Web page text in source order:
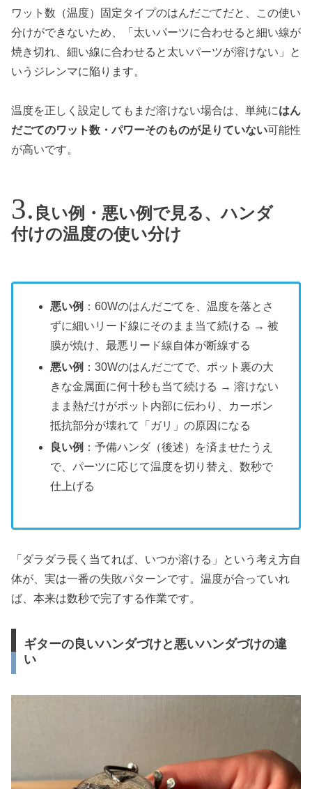
ワット数（温度）固定タイプのはんだごてだと、この使い
分けができないため、「太いパーツに合わせると細い線が
焼き切れ、細い線に合わせると太いパーツが溶けない」と
いうジレンマに陥ります。
温度を正しく設定してもまだ溶けない場合は、単純にはん
だごてのワット数・パワーそのものが足りていない可能性
が高いです。
良い例・悪い例で見る、ハンダ
付けの温度の使い分け
悪い例 ：60Wのはんだごてを、温度を落とさ
ずに細いリード線にそのまま当て続ける → 被
膜が焼け、最悪リード線自体が断線する
悪い例 ：30Wのはんだごてで、ポット裏の大
きな金属面に何十秒も当て続ける → 溶けない
まま熱だけがポット内部に伝わり、カーボン
抵抗部分が壊れて「ガリ」の原因になる
良い例 ：予備ハンダ（後述）を済ませたうえ
で、パーツに応じて温度を切り替え、数秒で
仕上げる
「ダラダラ長く当てれば、いつか溶ける」という考え方自
体が、実は一番の失敗パターンです。温度が合っていれ
ば、本来は数秒で完了する作業です。
ギターの良いハンダづけと悪いハンダづけの違
い